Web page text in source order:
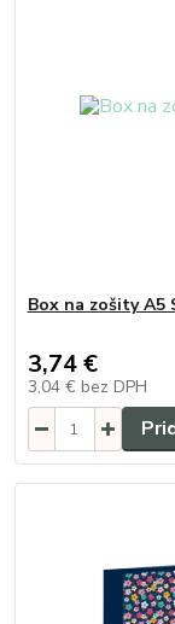
Box na zošity A5
3,74 €
3,04 € bez DPH